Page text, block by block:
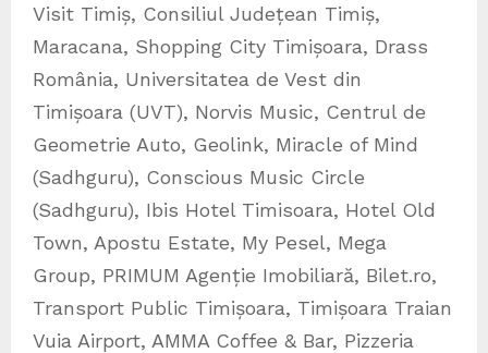
Visit Timiș, Consiliul Județean Timiș,
Maracana, Shopping City Timișoara, Drass
România, Universitatea de Vest din
Timișoara (UVT), Norvis Music, Centrul de
Geometrie Auto, Geolink, Miracle of Mind
(Sadhguru), Conscious Music Circle
(Sadhguru), Ibis Hotel Timisoara, Hotel Old
Town, Apostu Estate, My Pesel, Mega
Group, PRIMUM Agenție Imobiliară, Bilet.ro,
Transport Public Timișoara, Timișoara Traian
Vuia Airport, AMMA Coffee & Bar, Pizzeria